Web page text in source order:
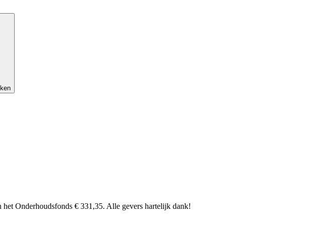
Onderhoudsfonds € 331,35. Alle gevers hartelijk dank!